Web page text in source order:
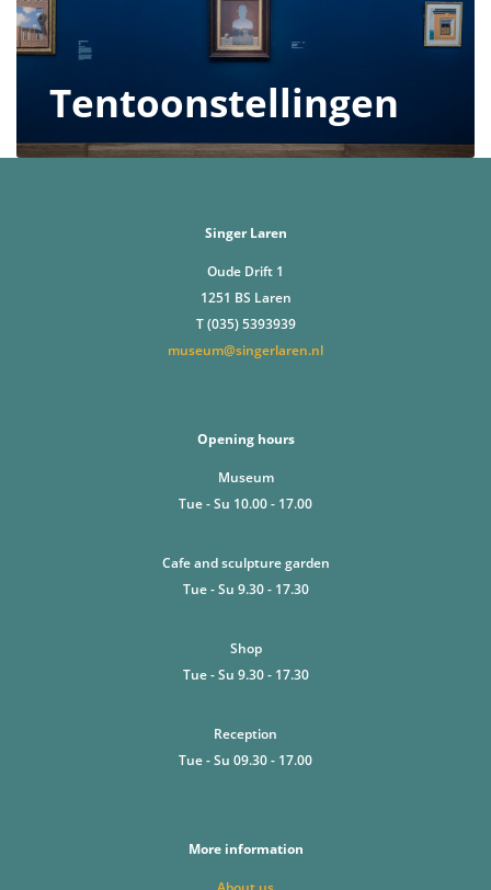
Tentoonstellingen
Singer Laren
Oude Drift 1
1251 BS Laren
T (035) 5393939
museum@singerlaren.nl
Opening hours
Museum
Tue - Su 10.00 - 17.00
Cafe and sculpture garden
Tue - Su 9.30 - 17.30
Shop
Tue - Su 9.30 - 17.30
Reception
Tue - Su 09.30 - 17.00
More information